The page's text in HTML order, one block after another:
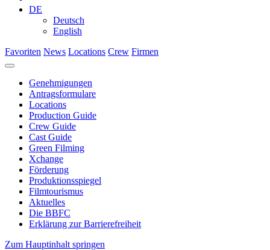
DE
Deutsch
English
Favoriten News Locations Crew Firmen
Genehmigungen
Antragsformulare
Locations
Production Guide
Crew Guide
Cast Guide
Green Filming
Xchange
Förderung
Produktionsspiegel
Filmtourismus
Aktuelles
Die BBFC
Erklärung zur Barrierefreiheit
Zum Hauptinhalt springen